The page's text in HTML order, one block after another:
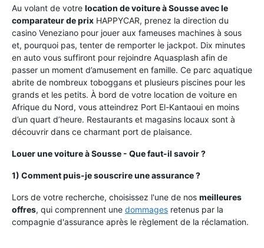
Au volant de votre location de voiture à Sousse avec le
comparateur de prix HAPPYCAR, prenez la direction du
casino Veneziano pour jouer aux fameuses machines à sous
et, pourquoi pas, tenter de remporter le jackpot. Dix minutes
en auto vous suffiront pour rejoindre Aquasplash afin de
passer un moment d’amusement en famille. Ce parc aquatique
abrite de nombreux toboggans et plusieurs piscines pour les
grands et les petits. À bord de votre location de voiture en
Afrique du Nord, vous atteindrez Port El-Kantaoui en moins
d’un quart d’heure. Restaurants et magasins locaux sont à
découvrir dans ce charmant port de plaisance.
Louer une voiture à Sousse - Que faut-il savoir ?
1) Comment puis-je souscrire une assurance ?
Lors de votre recherche, choisissez l'une de nos meilleures
offres, qui comprennent une dommages retenus par la
compagnie d'assurance après le règlement de la réclamation.